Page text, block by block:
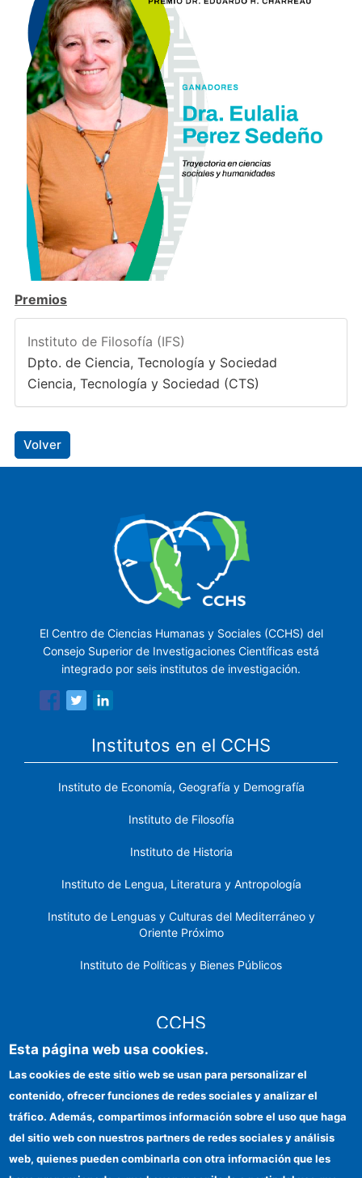
Premios
Instituto de Filosofía (IFS)
Dpto. de Ciencia, Tecnología y Sociedad
Ciencia, Tecnología y Sociedad (CTS)
Volver
El Centro de Ciencias Humanas y Sociales (CCHS) del
Consejo Superior de Investigaciones Científicas está
integrado por seis institutos de investigación.
Institutos en el CCHS
Instituto de Economía, Geografía y Demografía
Instituto de Filosofía
Instituto de Historia
Instituto de Lengua, Literatura y Antropología
Instituto de Lenguas y Culturas del Mediterráneo y
Oriente Próximo
Instituto de Políticas y Bienes Públicos
CCHS
Identidad institucional
Ayudas FEDER
Esta página web usa cookies.
Las cookies de este sitio web se usan para personalizar el
contenido, ofrecer funciones de redes sociales y analizar el
tráfico. Además, compartimos información sobre el uso que haga
del sitio web con nuestros partners de redes sociales y análisis
web, quienes pueden combinarla con otra información que les